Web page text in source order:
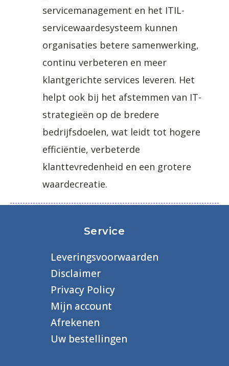
servicemanagement en het ITIL-
servicewaardesysteem kunnen
organisaties betere samenwerking,
continu verbeteren en meer
klantgerichte services leveren. Het
helpt ook bij het afstemmen van IT-
strategieën op de bredere
bedrijfsdoelen, wat leidt tot hogere
efficiëntie, verbeterde
klanttevredenheid en een grotere
waardecreatie.
Service
Leveringsvoorwaarden
Disclaimer
Privacy Policy
Mijn account
Afrekenen
Uw bestellingen